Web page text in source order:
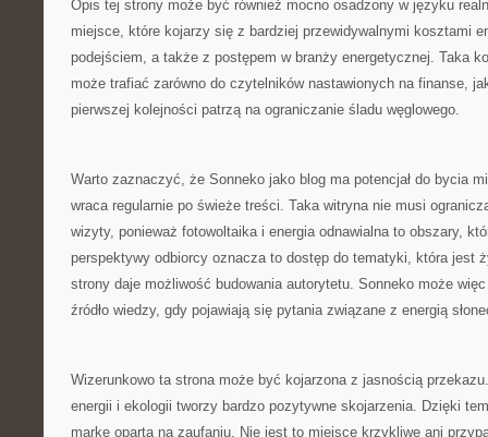
Opis tej strony może być również mocno osadzony w języku
miejsce, które kojarzy się z bardziej przewidywalnymi kosztami
podejściem, a także z postępem w branży energetycznej. Taka
może trafiać zarówno do czytelników nastawionych na finanse,
pierwszej kolejności patrzą na ograniczanie śladu węglowego.
Warto zaznaczyć, że Sonneko jako blog ma potencjał do bycia
wraca regularnie po świeże treści. Taka witryna nie musi
wizyty, ponieważ fotowoltaika i energia odnawialna to obszary,
perspektywy odbiorcy oznacza to dostęp do tematyki, która jest
strony daje możliwość budowania autorytetu. Sonneko może
źródło wiedzy, gdy pojawiają się pytania związane z energią
Wizerunkowo ta strona może być kojarzona z jasnością
energii i ekologii tworzy bardzo pozytywne skojarzenia. Dzięki
markę opartą na zaufaniu. Nie jest to miejsce krzykliwe ani